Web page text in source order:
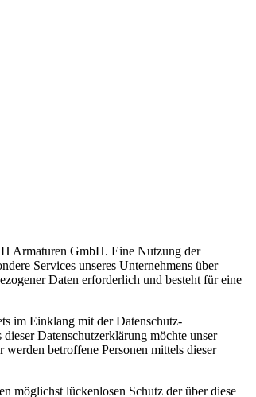
Armaturen GmbH. Eine Nutzung der
Services unseres Unternehmens über
Daten erforderlich und besteht für eine
im Einklang mit der Datenschutz-
Datenschutzerklärung möchte unser
betroffene Personen mittels dieser
möglichst lückenlosen Schutz der über diese